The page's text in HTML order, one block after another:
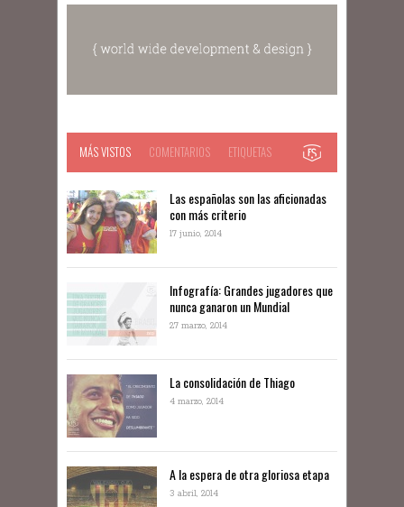
MÁS VISTOS COMENTARIOS ETIQUETAS
Las españolas son las aficionadas
con más criterio
17 junio, 2014
Infografía: Grandes jugadores que
nunca ganaron un Mundial
27 marzo, 2014
La consolidación de Thiago
4 marzo, 2014
A la espera de otra gloriosa etapa
3 abril, 2014